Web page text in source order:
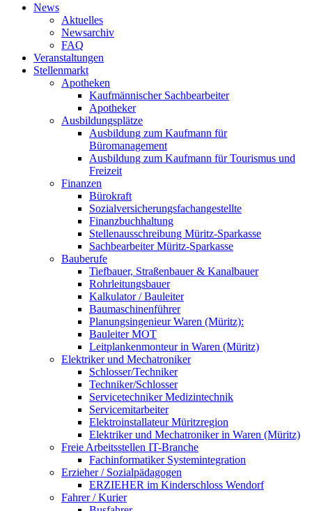
News
Aktuelles
Newsarchiv
FAQ
Veranstaltungen
Stellenmarkt
Apotheken
Kaufmännischer Sachbearbeiter
Apotheker
Ausbildungsplätze
Ausbildung zum Kaufmann für
Büromanagement
Ausbildung zum Kaufmann für Tourismus und
Freizeit
Finanzen
Bürokraft
Sozialversicherungsfachangestellte
Finanzbuchhaltung
Stellenausschreibung Müritz-Sparkasse
Sachbearbeiter Müritz-Sparkasse
Bauberufe
Tiefbauer, Straßenbauer & Kanalbauer
Rohrleitungsbauer
Kalkulator / Bauleiter
Baumaschinenführer
Planungsingenieur Waren (Müritz):
Bauleiter MOT
Leitplankenmonteur in Waren (Müritz)
Elektriker und Mechatroniker
Schlosser/Techniker
Techniker/Schlosser
Servicetechniker Medizintechnik
Servicemitarbeiter
Elektroinstallateur Müritzregion
Elektriker und Mechatroniker in Waren (Müritz)
Freie Arbeitsstellen IT-Branche
Fachinformatiker Systemintegration
Erzieher / Sozialpädagogen
ERZIEHER im Kinderschloss Wendorf
Fahrer / Kurier